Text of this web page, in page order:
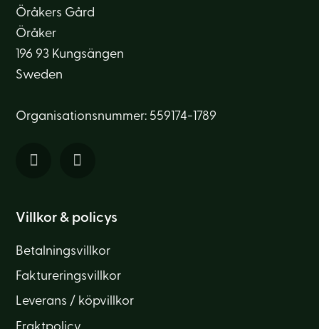
Öråkers Gård
Öråker
196 93 Kungsängen
Sweden
Organisationsnummer: 559174-1789
Villkor & policys
Betalningsvillkor
Faktureringsvillkor
Leverans / köpvillkor